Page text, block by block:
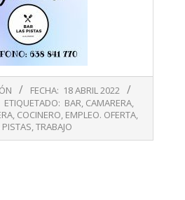
FECHA: 18 ABRIL 2022
ETIQUETADO: BAR, CAMARERA,
, COCINERO, EMPLEO. OFERTA,
PISTAS,TRABAJO